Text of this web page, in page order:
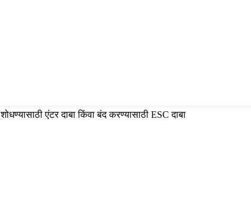
शोधण्यासाठी एंटर दाबा किंवा बंद करण्यासाठी ESC दाबा